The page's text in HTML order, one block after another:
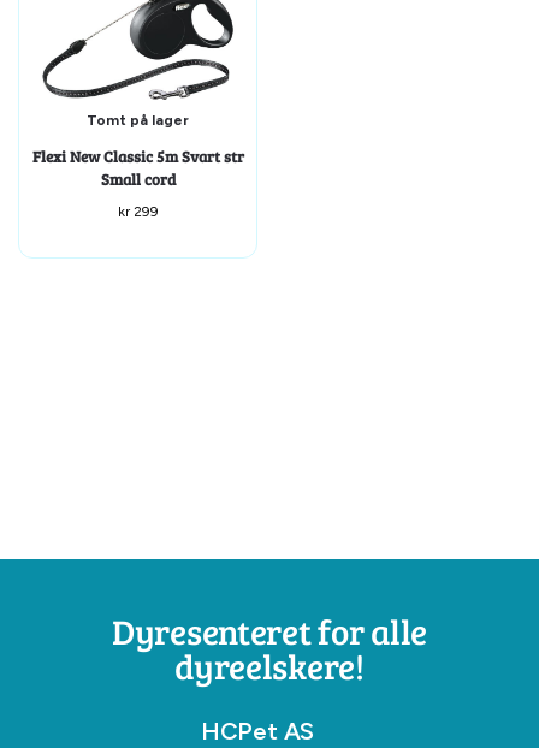
Tomt på lager
Flexi New Classic 5m Svart str
Small cord
kr299
Dyresenteret for alle
dyreelskere!
HCPet AS